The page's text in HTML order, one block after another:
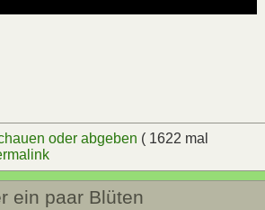
oder abgeben ( 1622 mal
ein paar Blüten